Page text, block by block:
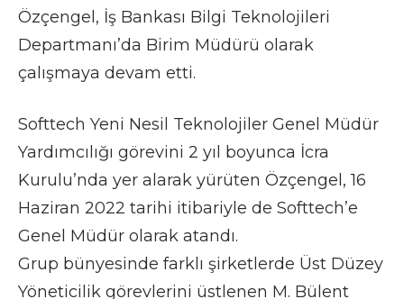
Özçengel, İş Bankası Bilgi Teknolojileri
Departmanı’da Birim Müdürü olarak
çalışmaya devam etti.
Softtech Yeni Nesil Teknolojiler Genel Müdür
Yardımcılığı görevini 2 yıl boyunca İcra
Kurulu’nda yer alarak yürüten Özçengel, 16
Haziran 2022 tarihi itibariyle de Softtech’e
Genel Müdür olarak atandı.
Grup bünyesinde farklı şirketlerde Üst Düzey
Yöneticilik görevlerini üstlenen M. Bülent